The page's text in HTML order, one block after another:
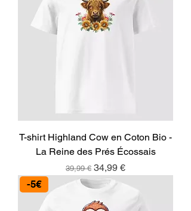
T-shirt Highland Cow en Coton Bio -
La Reine des Prés Écossais
Prix original
39,99 € Prix promotionnel
34,99 €
-5€